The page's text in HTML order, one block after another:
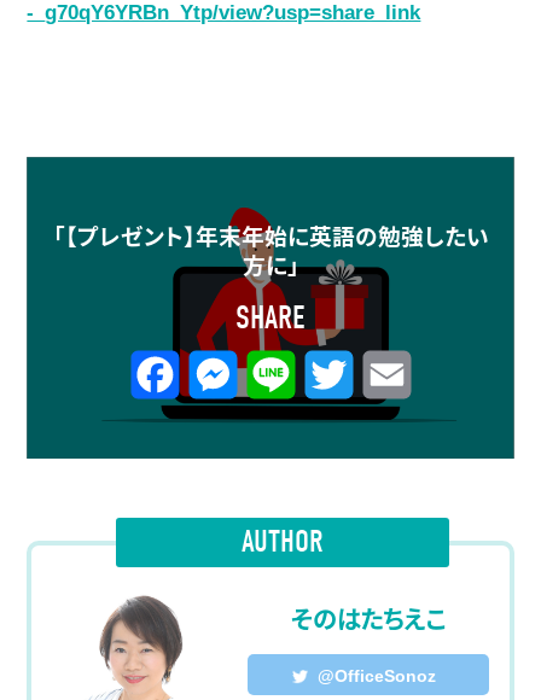
-_g70qY6YRBn_Ytp/view?usp=share_link
「【プレゼント】年末年始に英語の勉強したい
方に」
SHARE
a
e
b
M
e
s
e
i
e
w
t
t
e
m
i
l
AUTHOR
そのはたちえこ
@OfficeSonoz